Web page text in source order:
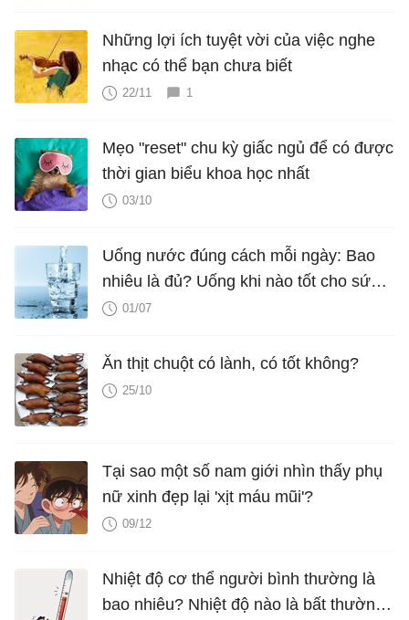
Những lợi ích tuyệt vời của việc nghe
nhạc có thể bạn chưa biết
22/11 1
Mẹo "reset" chu kỳ giấc ngủ để có được
thời gian biểu khoa học nhất
03/10
Uống nước đúng cách mỗi ngày: Bao
nhiêu là đủ? Uống khi nào tốt cho sức
khỏe?
01/07
Ăn thịt chuột có lành, có tốt không?
25/10
Tại sao một số nam giới nhìn thấy phụ
nữ xinh đẹp lại 'xịt máu mũi'?
09/12
Nhiệt độ cơ thể người bình thường là
bao nhiêu? Nhiệt độ nào là bất thường